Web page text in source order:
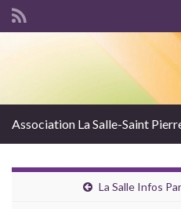
Association La Salle-Saint
La Salle Infos